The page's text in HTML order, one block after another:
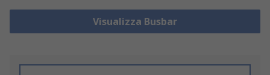
Visualizza Busbar